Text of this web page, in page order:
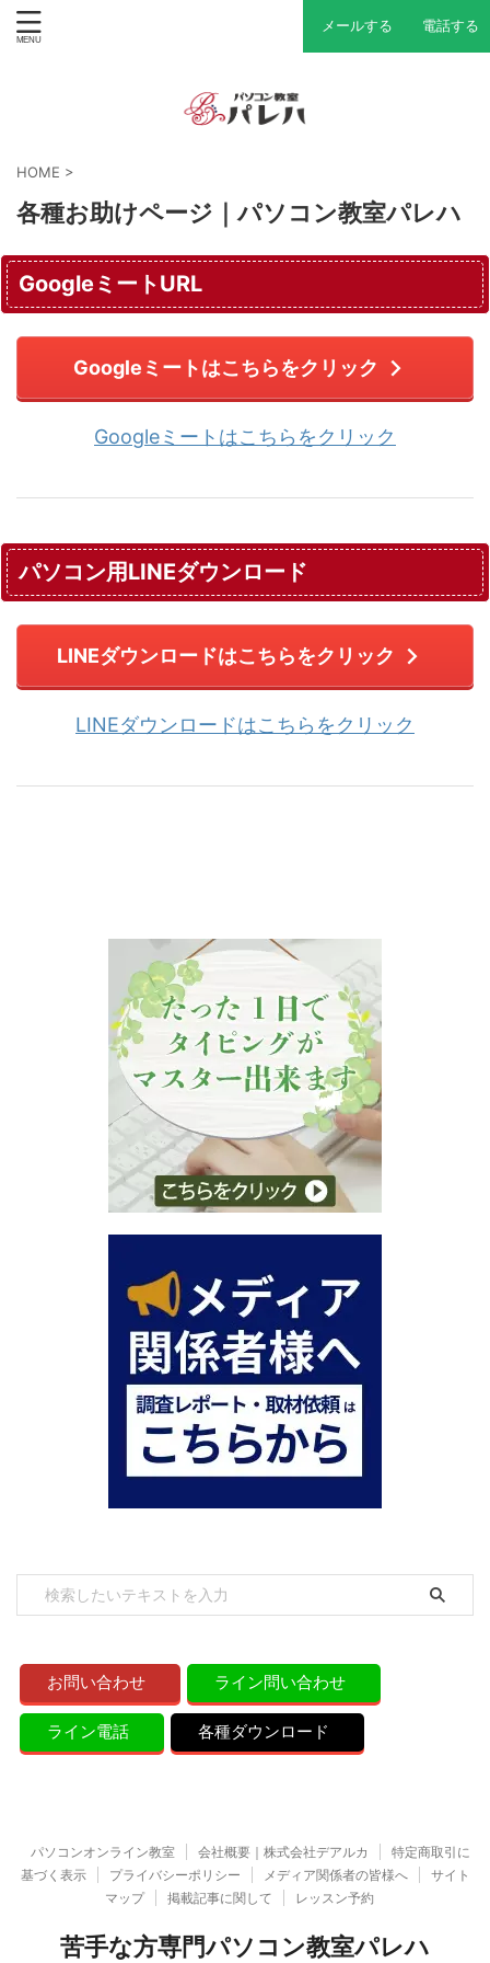
メールする 電話する
HOME >
各種お助けページ｜パソコン教室パレハ
GoogleミートURL
Googleミートはこちらをクリック
Googleミートはこちらをクリック
パソコン用LINEダウンロード
LINEダウンロードはこちらをクリック
LINEダウンロードはこちらをクリック
お問い合わせ ライン問い合わせ
ライン電話 各種ダウンロード
パソコンオンライン教室 会社概要｜株式会社デアルカ
特定商取引に
基づく表示
プライバシーポリシー メディア関係者の皆様へ
サイト
マップ
掲載記事に関して レッスン予約
苦手な方専門パソコン教室パレハ